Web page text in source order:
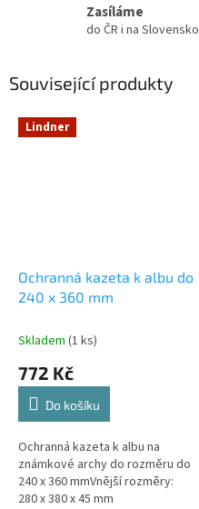
Zasíláme
do ČR i na Slovensko
Související produkty
Lindner
Ochranná kazeta k albu do
240 x 360 mm
Skladem (1 ks)
772 Kč
Do košíku
Ochranná kazeta k albu na
známkové archy do rozměru do
240 x 360 mmVnější rozměry:
280 x 380 x 45 mm